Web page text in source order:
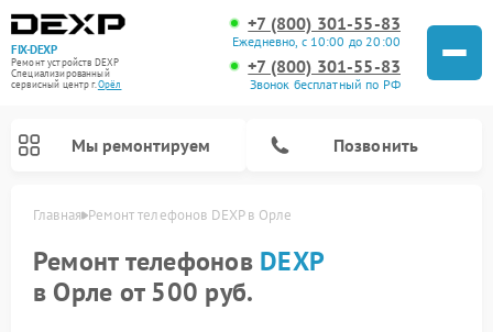
FIX-DEXP
Ремонт устройств DEXP
Специализированный
cервисный центр г.Орёл
+7 (800) 301-55-83
Ежедневно, с 10:00 до 20:00
+7 (800) 301-55-83
Звонок бесплатный по РФ
Мы ремонтируем Позвонить
Главная Ремонт телефонов DEXP в Орле
Ремонт телефонов DEXP
в Орле от 500 руб.